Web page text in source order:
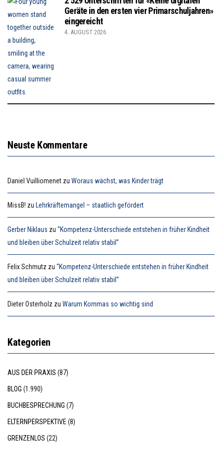
Geräte in den ersten vier Primarschuljahren»
eingereicht
4. AUGUST 2026
Neuste Kommentare
Daniel Vuilliomenet zu Woraus wächst, was Kinder trägt
MissB! zu Lehrkräftemangel – staatlich gefördert
Gerber Niklaus zu “Kompetenz-Unterschiede entstehen in früher Kindheit
und bleiben über Schulzeit relativ stabil”
Felix Schmutz zu “Kompetenz-Unterschiede entstehen in früher Kindheit
und bleiben über Schulzeit relativ stabil”
Dieter Osterholz zu Warum Kommas so wichtig sind
Kategorien
AUS DER PRAXIS (87)
BLOG (1.990)
BUCHBESPRECHUNG (7)
ELTERNPERSPEKTIVE(8)
GRENZENLOS (22)